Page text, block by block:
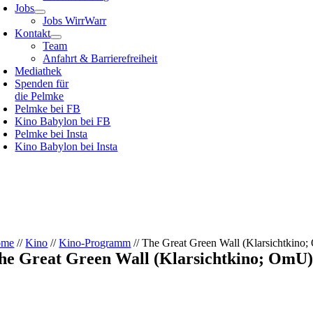
Jobs
Jobs WirrWarr
Kontakt
Team
Anfahrt & Barrierefreiheit
Mediathek
Spenden für
die Pelmke
Pelmke bei FB
Kino Babylon bei FB
Pelmke bei Insta
Kino Babylon bei Insta
//Kino //Kino-Programm // The Great Green Wall (Klarsichtkino;
Great Green Wall (Klarsichtkino; OmU)